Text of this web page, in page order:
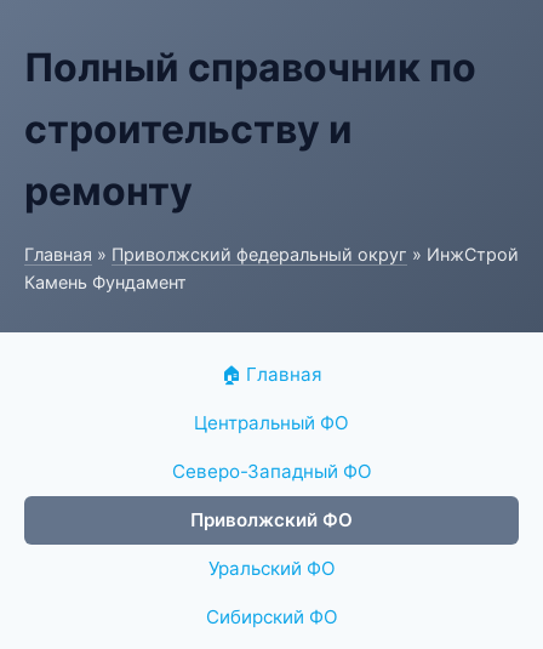
Полный справочник по
строительству и
ремонту
Главная » Приволжский федеральный округ » ИнжСтрой
Камень Фундамент
🏠 Главная
Центральный ФО
Северо-Западный ФО
Приволжский ФО
Уральский ФО
Сибирский ФО